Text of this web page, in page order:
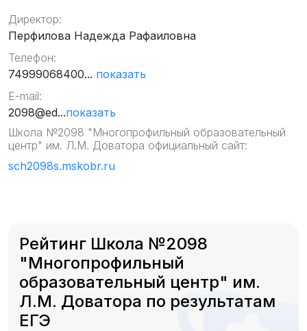
Директор:
Перфилова Надежда Рафаиловна
Телефон:
74999068400... показать
E-mail:
2098@ed...показать
Школа №2098 "Многопрофильный образовательный
центр" им. Л.М. Доватора официальный сайт:
sch2098s.mskobr.ru
Рейтинг Школа №2098
"Многопрофильный
образовательный центр" им.
Л.М. Доватора по результатам
ЕГЭ